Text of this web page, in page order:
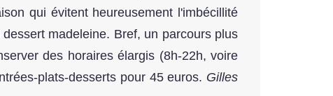
qui évitent heureusement l'imbécillité
madeleine. Bref, un parcours plus
des horaires élargis (8h-22h, voire
plats-desserts pour 45 euros. Gilles